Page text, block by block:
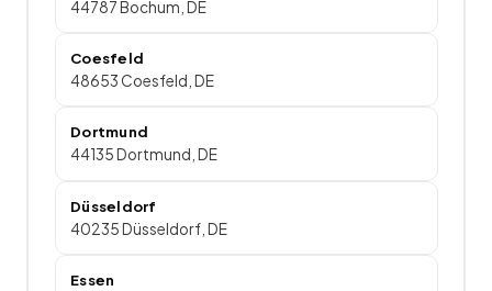
44787 Bochum, DE
Coesfeld
48653 Coesfeld, DE
Dortmund
44135 Dortmund, DE
Düsseldorf
40235 Düsseldorf, DE
Essen